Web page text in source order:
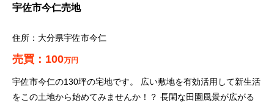
宇佐市今仁売地
大分県宇佐市今仁
100万円
宇佐市今仁の130坪の宅地です。 広い敷地を有効活用して新生活
をこの土地から始めてみませんか！？ 長閑な田園風景が広がる